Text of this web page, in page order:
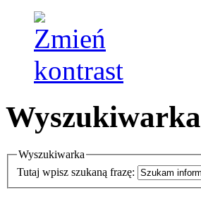
Wyszukiwarka
Wyszukiwarka
Tutaj wpisz szukaną frazę: